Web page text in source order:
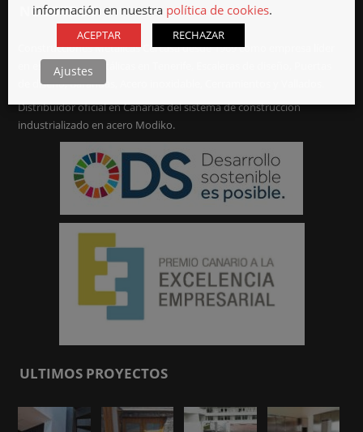
NOSOTROS
Construcciones Metálicas Cercasa desde 1969 como empresa líder
en estructuras metálicas en Tenerife, Escaleras de diseño, Puertas
de diseño, Barandas, Acero inoxidable, Cerramientos y Vallados.
Distribuidor oficial en Canarias del sistema de construcción
industrializado en acero Modiko.
ULTIMOS PROYECTOS
información en nuestra política de cookies.
ACEPTAR RECHAZAR
Ajustes